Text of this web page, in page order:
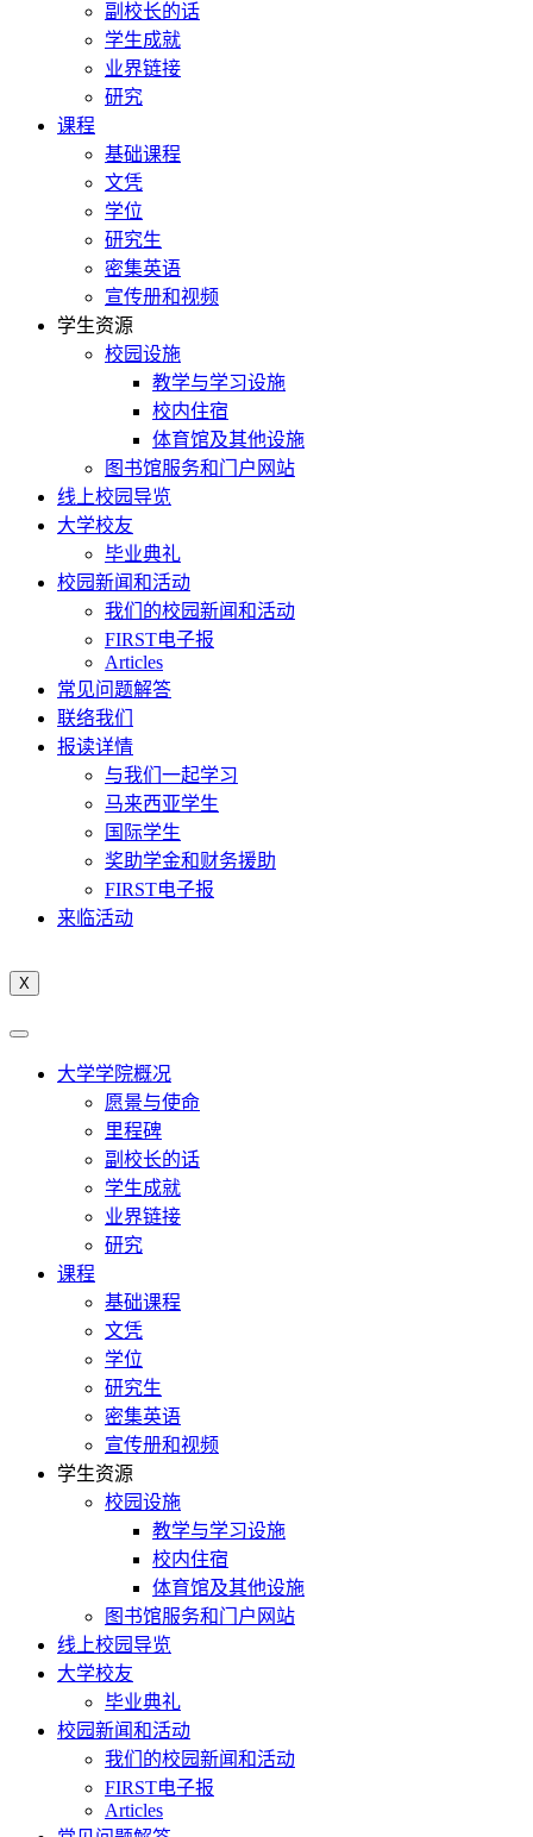
副校长的话
学生成就
业界链接
研究
课程
基础课程
文凭
学位
研究生
密集英语
宣传册和视频
学生资源
校园设施
教学与学习设施
校内住宿
体育馆及其他设施
图书馆服务和门户网站
线上校园导览
大学校友
毕业典礼
校园新闻和活动
我们的校园新闻和活动
FIRST电子报
Articles
常见问题解答
联络我们
报读详情
与我们一起学习
马来西亚学生
国际学生
奖助学金和财务援助
FIRST电子报
来临活动
X
大学学院概况
愿景与使命
里程碑
副校长的话
学生成就
业界链接
研究
课程
基础课程
文凭
学位
研究生
密集英语
宣传册和视频
学生资源
校园设施
教学与学习设施
校内住宿
体育馆及其他设施
图书馆服务和门户网站
线上校园导览
大学校友
毕业典礼
校园新闻和活动
我们的校园新闻和活动
FIRST电子报
Articles